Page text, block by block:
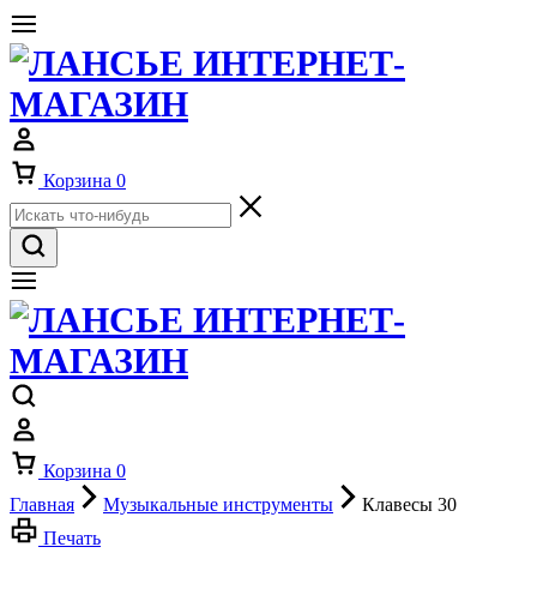
Корзина 0
Корзина 0
Главная
Музыкальные инструменты
Клавесы 30
Печать